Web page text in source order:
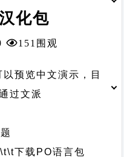
化包
151围观
预览中文演示，目
过文派
下载PO语言包